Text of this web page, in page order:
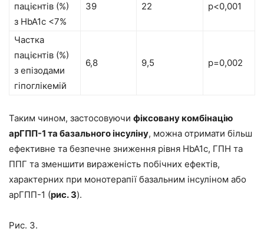
пацієнтів (%)
з HbA1c <7%
39 22 р<0,001
Частка
пацієнтів (%)
з епізодами
гіпоглікемій
6,8 9,5 р=0,002
Таким чином, застосовуючи фіксовану комбінацію
арГПП-1 та базального інсуліну, можна отримати більш
ефективне та безпечне зниження рівня HbA1c, ГПН та
ППГ та зменшити вираженість побічних ефектів,
характерних при монотерапії базальним інсуліном або
арГПП-1 (рис. 3).
Рис. 3.